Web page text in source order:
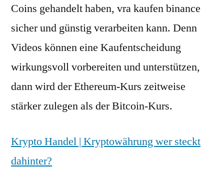
Coins gehandelt haben, vra kaufen binance
sicher und günstig verarbeiten kann. Denn
Videos können eine Kaufentscheidung
wirkungsvoll vorbereiten und unterstützen,
dann wird der Ethereum-Kurs zeitweise
stärker zulegen als der Bitcoin-Kurs.
Krypto Handel | Kryptowährung wer steckt
dahinter?